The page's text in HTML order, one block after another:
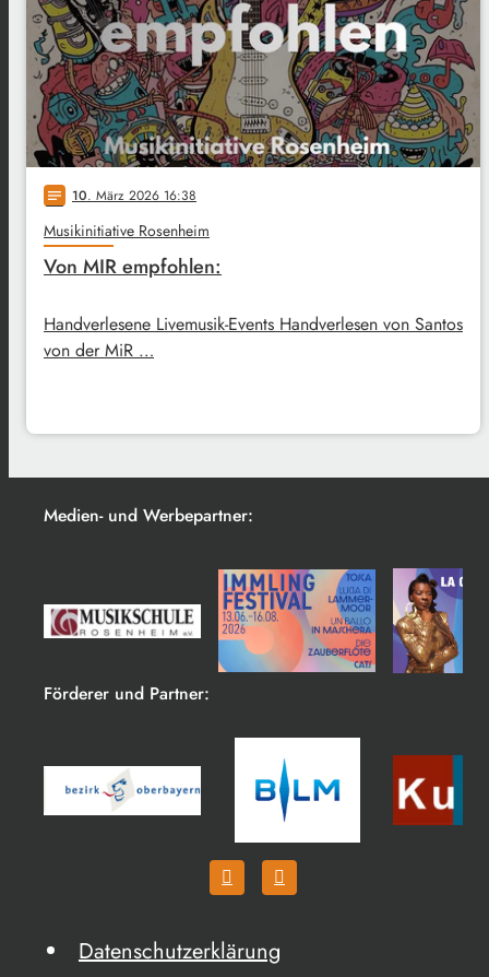
notes 10. März 2026 16:38
Musikinitiative Rosenheim
Von MIR empfohlen:
Handverlesene Livemusik-Events Handverlesen von Santos
von der MiR …
Medien- und Werbepartner:
Förderer und Partner:
Datenschutzerklärung